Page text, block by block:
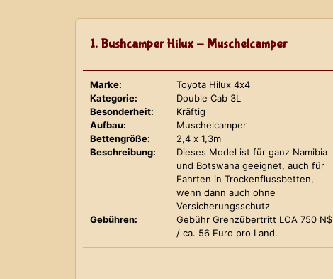
1. Bushcamper Hilux - Muschelcamper
Marke:
Toyota Hilux 4x4
Kategorie:
Double Cab 3L
Besonderheit:
Kräftig
Aufbau:
Muschelcamper
Bettengröße:
2,4 x 1,3m
Beschreibung:
Dieses Model ist für ganz Namibia
und Botswana geeignet, auch für
Fahrten in Trockenflussbetten,
wenn dann auch ohne
Versicherungsschutz
Gebühren:
Gebühr Grenzübertritt LOA 750 N$
/ ca. 56 Euro pro Land.